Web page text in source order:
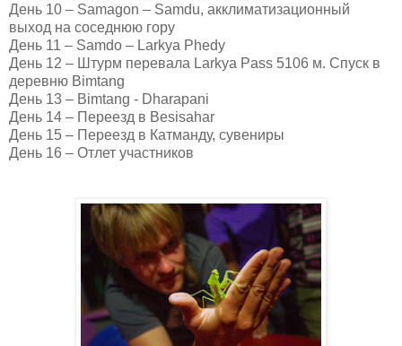
День 10 – Samagon – Samdu, акклиматизационный
выход на соседнюю гору
День 11 – Samdo – Larkya Phedy
День 12 – Штурм перевала Larkya Pass 5106 м. Спуск в
деревню Bimtang
День 13 – Bimtang - Dharapani
День 14 – Переезд в Besisahar
День 15 – Переезд в Катманду, сувениры
День 16 – Отлет участников